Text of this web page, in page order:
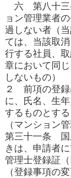
六 第八十三
ョン管理業者
過しない者（
ては、当該取
行する社員、
章において同
しないもの）
２ 前項の登録
に、氏名、生
するものとす
（マンション
第三十一条 国
きは、申請者
管理士登録証
（登録事項の